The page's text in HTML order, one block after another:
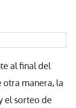
al final del
otra manera, la
el sorteo de